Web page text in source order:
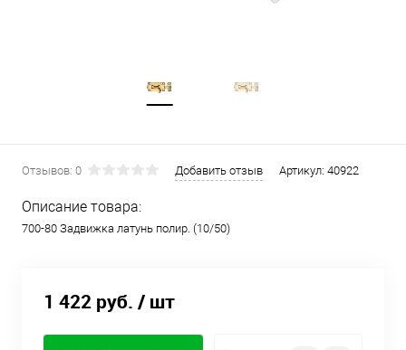
Отзывов: 0 Добавить отзыв Артикул: 40922
Описание товара:
700-80 Задвижка латунь полир. (10/50)
1 422 руб. / шт